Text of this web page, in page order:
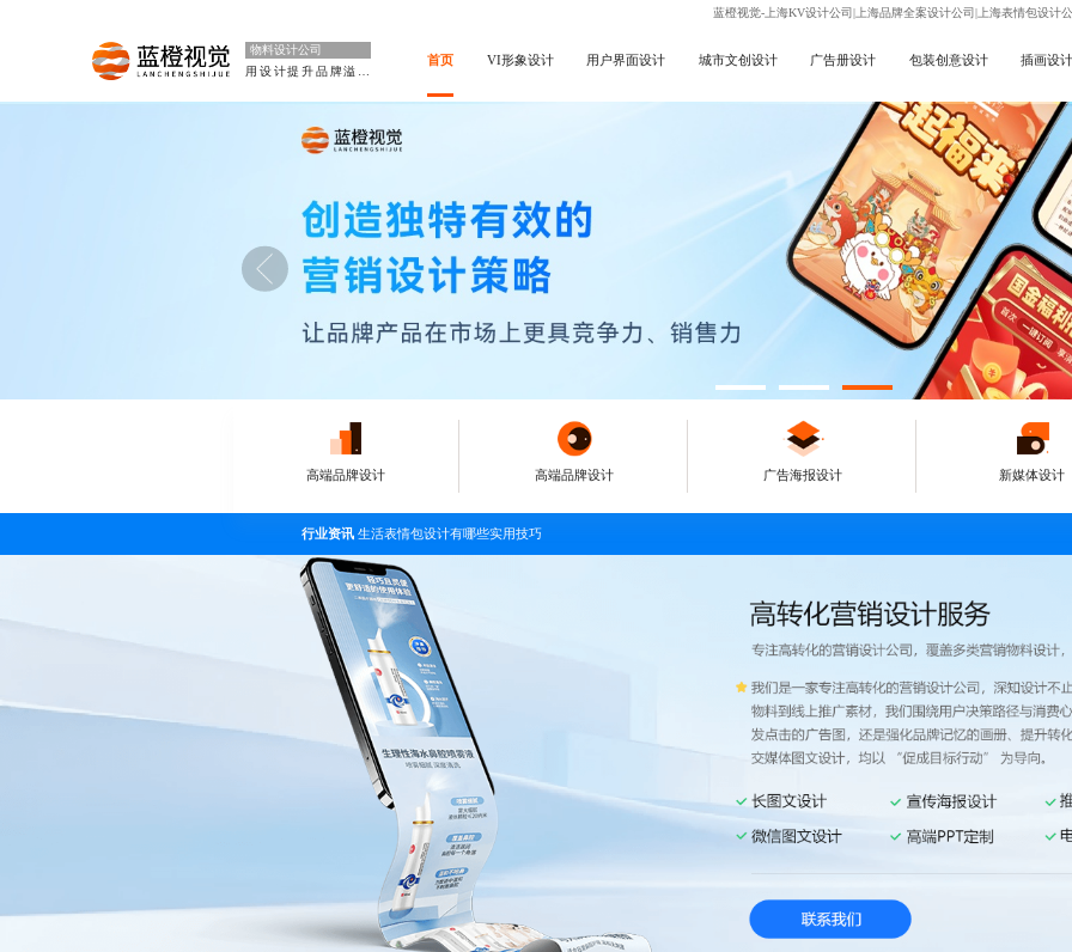
蓝橙视觉-上海KV设计公司|上海品牌全案设计公司|上海表情包设计
物料设计公司
首页 VI形象设计 用户界面设计 城市文创设计 广告册设计 包装创意设计 插画设计
高端品牌设计 高端品牌设计 广告海报设计 新媒体设计
行业资讯 生活表情包设计有哪些实用技巧